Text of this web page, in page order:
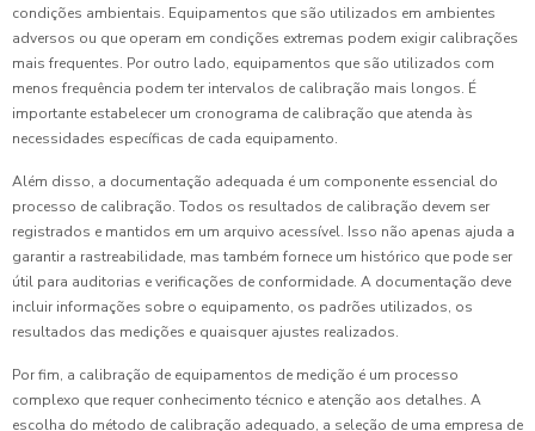
condições ambientais. Equipamentos que são utilizados em ambientes
adversos ou que operam em condições extremas podem exigir calibrações
mais frequentes. Por outro lado, equipamentos que são utilizados com
menos frequência podem ter intervalos de calibração mais longos. É
importante estabelecer um cronograma de calibração que atenda às
necessidades específicas de cada equipamento.
Além disso, a documentação adequada é um componente essencial do
processo de calibração. Todos os resultados de calibração devem ser
registrados e mantidos em um arquivo acessível. Isso não apenas ajuda a
garantir a rastreabilidade, mas também fornece um histórico que pode ser
útil para auditorias e verificações de conformidade. A documentação deve
incluir informações sobre o equipamento, os padrões utilizados, os
resultados das medições e quaisquer ajustes realizados.
Por fim, a calibração de equipamentos de medição é um processo
complexo que requer conhecimento técnico e atenção aos detalhes. A
escolha do método de calibração adequado, a seleção de uma empresa de